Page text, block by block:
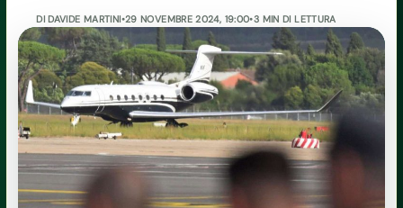
DIDAVIDE MARTINI•29 NOVEMBRE 2024, 19:00•3 MIN DI LETTURA